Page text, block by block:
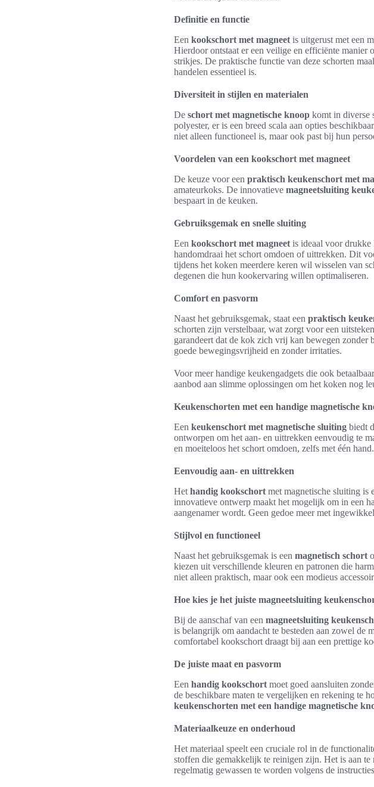
Definitie en functie
Een kookschort met magneet is uitgerust met een
Hierdoor ontstaat er een veilige en efficiënte manier
strikjes. De praktische functie van deze schorten
handelen essentieel is.
Diversiteit in stijlen en materialen
De schort met magnetische knoop komt in diverse
polyester, er is een breed scala aan opties
niet alleen functioneel is, maar ook past bij hun
Voordelen van een kookschort met magneet
De keuze voor een praktisch keukenschort met
amateurkoks. De innovatieve magneetsluiting
bespaart in de keuken.
Gebruiksgemak en snelle sluiting
Een kookschort met magneet is ideaal voor drukke
handomdraai het schort omdoen of uittrekken. Dit
tijdens het koken meerdere keren wil wisselen van
degenen die hun kookervaring willen optimaliseren.
Comfort en pasvorm
Naast het gebruiksgemak, staat een praktisch
schorten zijn verstelbaar, wat zorgt voor een
garandeert dat de kok zich vrij kan bewegen zonder
goede bewegingsvrijheid en zonder irritaties.
Voor meer handige keukengadgets die ook
aanbod aan slimme oplossingen om het koken nog
Keukenschorten met een handige magnetische
Een keukenschort met magnetische sluiting biedt
ontworpen om het aan- en uittrekken eenvoudig te
en moeiteloos het schort omdoen, zelfs met één hand.
Eenvoudig aan- en uittrekken
Het handig kookschort met magnetische sluiting is
innovatieve ontwerp maakt het mogelijk om in een
aangenamer wordt. Geen gedoe meer met
Stijlvol en functioneel
Naast het gebruiksgemak is een magnetisch schort
kiezen uit verschillende kleuren en patronen die
niet alleen praktisch, maar ook een modieus
Hoe kies je het juiste magneetsluiting
Bij de aanschaf van een magneetsluiting
is belangrijk om aandacht te besteden aan zowel de
comfortabel kookschort draagt bij aan een prettige
De juiste maat en pasvorm
Een handig kookschort moet goed aansluiten
de beschikbare maten te vergelijken en rekening te
keukenschorten met een handige magnetische
Materiaalkeuze en onderhoud
Het materiaal speelt een cruciale rol in de
stoffen die gemakkelijk te reinigen zijn. Het is aan te
regelmatig gewassen te worden volgens de